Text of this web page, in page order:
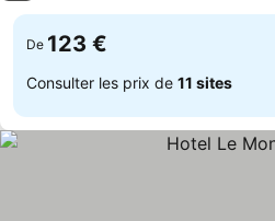
De 123 €
Consulter les prix de 11 sites